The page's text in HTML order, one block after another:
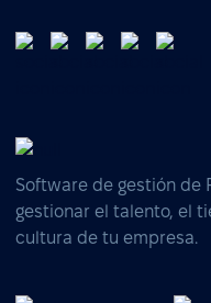
Software de gestión de
gestionar el talento, el
cultura de tu empresa.